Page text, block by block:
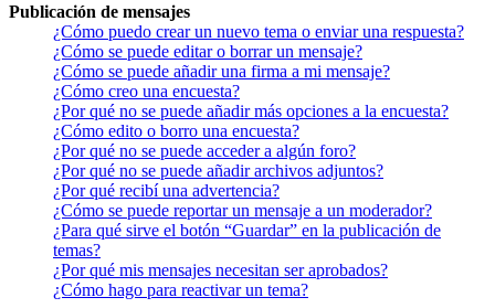
Publicación de mensajes
¿Cómo puedo crear un nuevo tema o enviar una respuesta?
¿Cómo se puede editar o borrar un mensaje?
¿Cómo se puede añadir una firma a mi mensaje?
¿Cómo creo una encuesta?
¿Por qué no se puede añadir más opciones a la encuesta?
¿Cómo edito o borro una encuesta?
¿Por qué no se puede acceder a algún foro?
¿Por qué no se puede añadir archivos adjuntos?
¿Por qué recibí una advertencia?
¿Cómo se puede reportar un mensaje a un moderador?
¿Para qué sirve el botón “Guardar” en la publicación de
temas?
¿Por qué mis mensajes necesitan ser aprobados?
¿Cómo hago para reactivar un tema?